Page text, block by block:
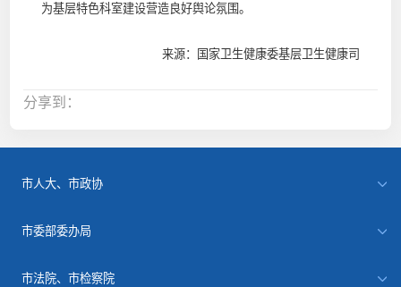
为基层特色科室建设营造良好舆论氛围。
来源：国家卫生健康委基层卫生健康司
分享到：
市人大、市政协
市委部委办局
市法院、市检察院